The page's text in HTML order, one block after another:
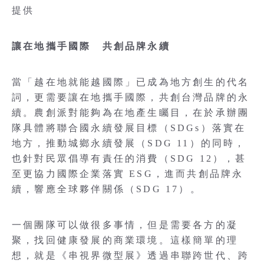
提供
讓在地攜手國際 共創品牌永續
當「越在地就能越國際」已成為地方創生的代名
詞，更需要讓在地攜手國際，共創台灣品牌的永
續。農創派對能夠為在地產生矚目，在於承辦團
隊具體將聯合國永續發展目標（SDGs）落實在
地方，推動城鄉永續發展（SDG 11）的同時，
也針對民眾倡導有責任的消費（SDG 12），甚
至更協力國際企業落實 ESG，進而共創品牌永
續，響應全球夥伴關係（SDG 17）。
一個團隊可以做很多事情，但是需要各方的凝
聚，找回健康發展的商業環境。這樣簡單的理
想，就是《串視界微型展》透過串聯跨世代、跨